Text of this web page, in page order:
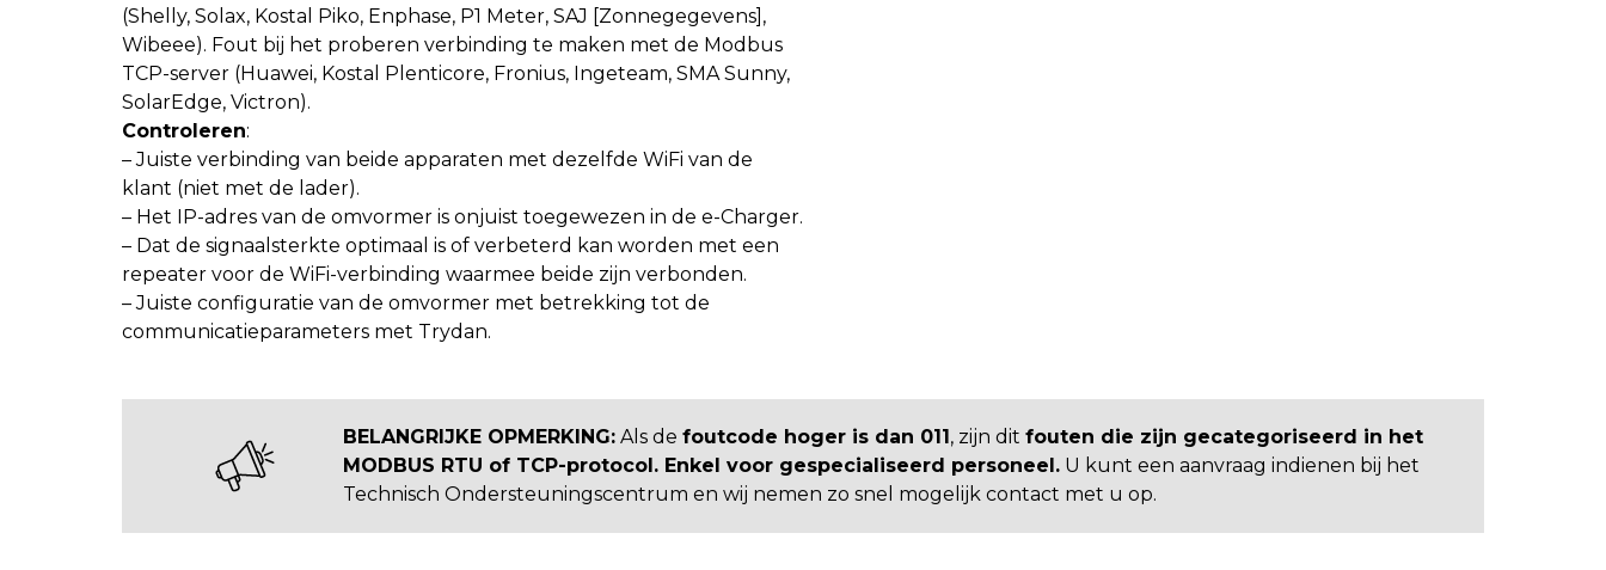
(Shelly, Solax, Kostal Piko, Enphase, P1 Meter, SAJ [Zonnegegevens],
Wibeee). Fout bij het proberen verbinding te maken met de Modbus
TCP-server (Huawei, Kostal Plenticore, Fronius, Ingeteam, SMA Sunny,
SolarEdge, Victron).
Controleren:
– Juiste verbinding van beide apparaten met dezelfde WiFi van de
klant (niet met de lader).
– Het IP-adres van de omvormer is onjuist toegewezen in de e-Charger.
– Dat de signaalsterkte optimaal is of verbeterd kan worden met een
repeater voor de WiFi-verbinding waarmee beide zijn verbonden.
– Juiste configuratie van de omvormer met betrekking tot de
communicatieparameters met Trydan.
BELANGRIJKE OPMERKING: Als de foutcode hoger is dan 011, zijn dit fouten die zijn gecategoriseerd in het
MODBUS RTU of TCP-protocol. Enkel voor gespecialiseerd personeel. U kunt een aanvraag indienen bij het
Technisch Ondersteuningscentrum en wij nemen zo snel mogelijk contact met u op.